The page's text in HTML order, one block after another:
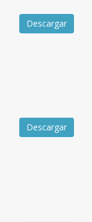
Descargar
Descargar